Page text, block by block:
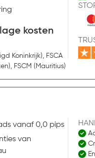
kosten
Koninkrijk), FSCA
FSCM (Mauritius)
vanaf 0,0 pips
van